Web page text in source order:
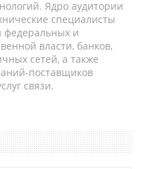
Ядро аудитории
специалисты
федеральных и
власти, банков,
сетей, а также
поставщиков
связи.